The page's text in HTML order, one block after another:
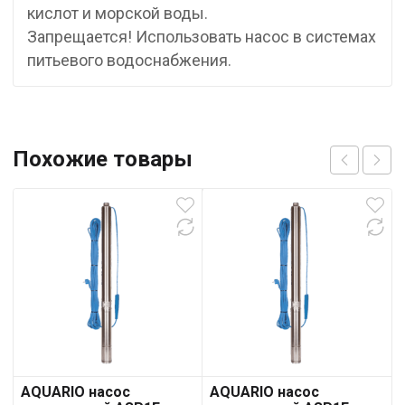
кислот и морской воды.
Запрещается! Использовать насос в системах
питьевого водоснабжения.
Похожие товары
AQUARIO насос
AQUARIO насос